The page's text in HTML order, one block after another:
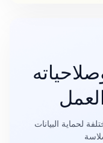
لحماية البيانات